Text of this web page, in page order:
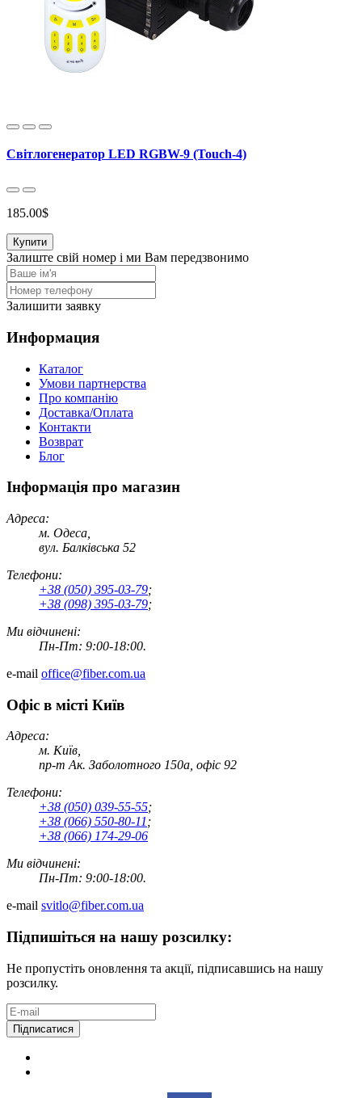
Світлогенератор LED RGBW-9 (Touch-4)
185.00$
Купити
Залиште свій номер і ми Вам передзвонимо
Залишити заявку
Информация
Каталог
Умови партнерства
Про компанію
Доставка/Оплата
Контакти
Возврат
Блог
Інформація про магазин
Адреса:
м. Одеса,
вул. Балківська 52
Телефони:
+38 (050) 395-03-79;
+38 (098) 395-03-79;
Ми відчинені:
Пн-Пт: 9:00-18:00.
e-mail office@fiber.com.ua
Офіс в місті Київ
Адреса:
м. Київ,
пр-т Ак. Заболотного 150а, офіс 92
Телефони:
+38 (050) 039-55-55;
+38 (066) 550-80-11;
+38 (066) 174-29-06
Ми відчинені:
Пн-Пт: 9:00-18:00.
e-mail svitlo@fiber.com.ua
Підпишіться на нашу розсилку:
Не пропустіть оновлення та акції, підписавшись на нашу
розсилку.
Підписатися